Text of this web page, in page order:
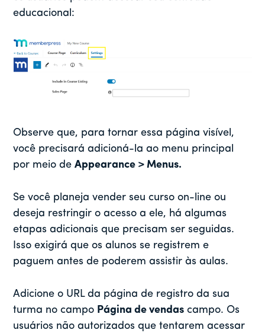
educacional:
Observe que, para tornar essa página visível,
você precisará adicioná-la ao menu principal
por meio deAppearance > Menus.
Se você planeja vender seu curso on-line ou
deseja restringir o acesso a ele, há algumas
etapas adicionais que precisam ser seguidas.
Isso exigirá que os alunos se registrem e
paguem antes de poderem assistir às aulas.
Adicione o URL da página de registro da sua
turma no campo Página de vendas campo. Os
usuários não autorizados que tentarem acessar